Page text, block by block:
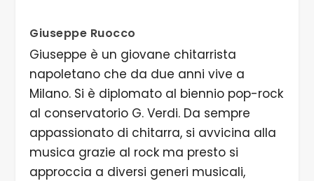
Giuseppe Ruocco
Giuseppe è un giovane chitarrista
napoletano che da due anni vive a
Milano. Si è diplomato al biennio pop-rock
al conservatorio G. Verdi. Da sempre
appassionato di chitarra, si avvicina alla
musica grazie al rock ma presto si
approccia a diversi generi musicali,